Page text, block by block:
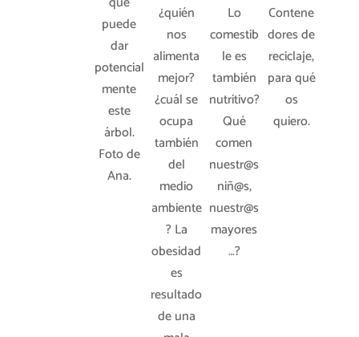
puede
dar
potencial
mente
este
árbol.
Foto de
Ana.
¿quién
nos
alimenta
mejor?
¿cuál se
ocupa
también
del
medio
ambiente
? La
obesidad
es
resultado
de una
Lo
comestib
le es
también
nutritivo?
Qué
comen
nuestr@s
niñ@s,
nuestr@s
mayores
…?
Contene
dores de
reciclaje,
para qué
os
quiero.